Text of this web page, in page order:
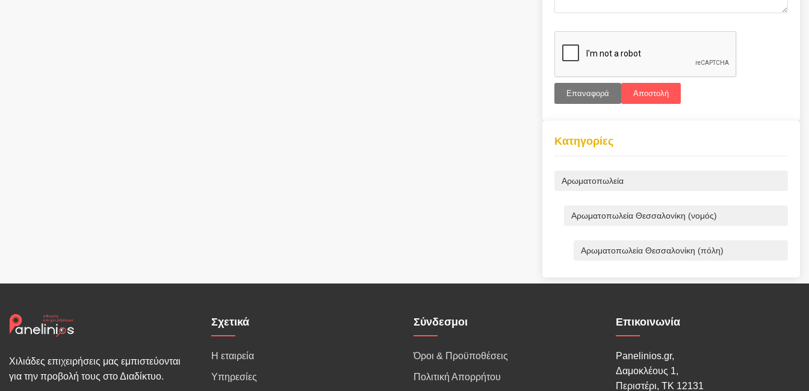
Επαναφορά Αποστολή
Κατηγορίες
Αρωματοπωλεία
Αρωματοπωλεία Θεσσαλονίκη (νομός)
Αρωματοπωλεία Θεσσαλονίκη (πόλη)
Χιλιάδες επιχειρήσεις μας εμπιστεύονται
για την προβολή τους στο Διαδίκτυο.
Σχετικά
Η εταιρεία
Υπηρεσίες
Σύνδεσμοι
Όροι & Προϋποθέσεις
Πολιτική Απορρήτου
Επικοινωνία
Panelinios.gr,
Δαμοκλέους 1,
Περιστέρι, ΤΚ 12131